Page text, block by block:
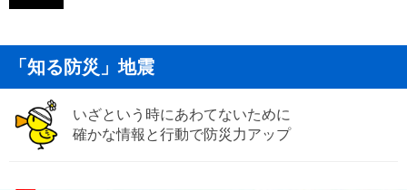
「知る防災」地震
いざという時にあわてないために
確かな情報と行動で防災力アップ